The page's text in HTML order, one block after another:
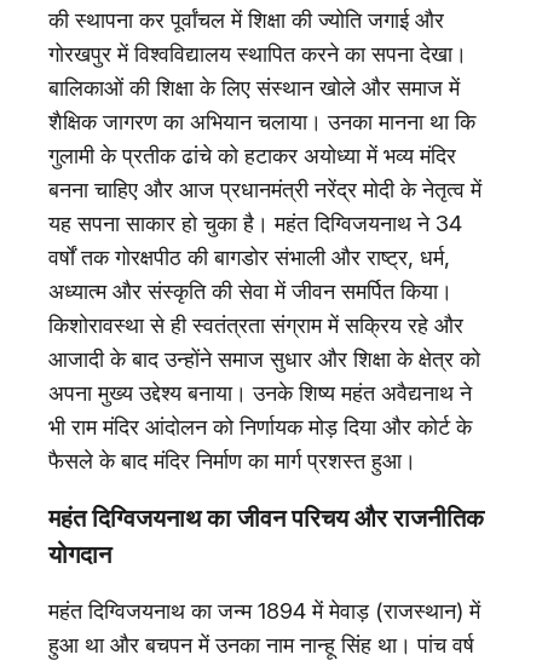
की स्थापना कर पूर्वांचल में शिक्षा की ज्योति जगाई और
गोरखपुर में विश्वविद्यालय स्थापित करने का सपना देखा।
बालिकाओं की शिक्षा के लिए संस्थान खोले और समाज में
शैक्षिक जागरण का अभियान चलाया। उनका मानना था कि
गुलामी के प्रतीक ढांचे को हटाकर अयोध्या में भव्य मंदिर
बनना चाहिए और आज प्रधानमंत्री नरेंद्र मोदी के नेतृत्व में
यह सपना साकार हो चुका है। महंत दिग्विजयनाथ ने 34
वर्षों तक गोरक्षपीठ की बागडोर संभाली और राष्ट्र, धर्म,
अध्यात्म और संस्कृति की सेवा में जीवन समर्पित किया।
किशोरावस्था से ही स्वतंत्रता संग्राम में सक्रिय रहे और
आजादी के बाद उन्होंने समाज सुधार और शिक्षा के क्षेत्र को
अपना मुख्य उद्देश्य बनाया। उनके शिष्य महंत अवैद्यनाथ ने
भी राम मंदिर आंदोलन को निर्णायक मोड़ दिया और कोर्ट के
फैसले के बाद मंदिर निर्माण का मार्ग प्रशस्त हुआ।
महंत दिग्विजयनाथ का जीवन परिचय और राजनीतिक
योगदान
महंत दिग्विजयनाथ का जन्म 1894 में मेवाड़ (राजस्थान) में
हुआ था और बचपन में उनका नाम नान्हू सिंह था। पांच वर्ष